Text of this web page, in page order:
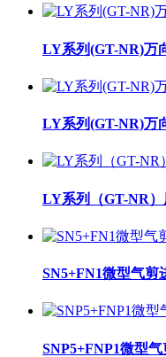
LY系列(GT-NR)万
LY系列(GT-NR)万
LY系列（GT-NR
SN5+FN1微型气剪
SNP5+FNP1微型